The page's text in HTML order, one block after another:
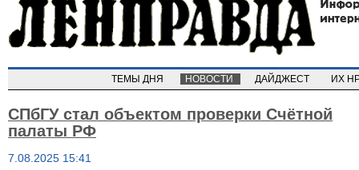
ТЕМЫ ДНЯ НОВОСТИ ДАЙДЖЕСТ ИХ
СПбГУ стал объектом проверки Счётной
палаты РФ
7.08.2025 15:41